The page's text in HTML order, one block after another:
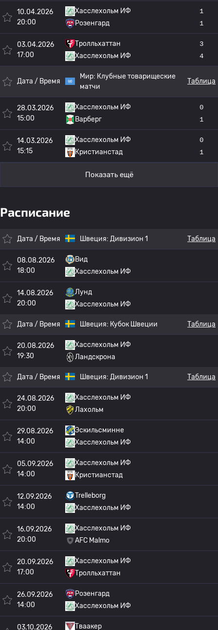
10.04.2026
20:00
Хасслехольм ИФ
Розенгард
1
1
03.04.2026
17:00
Тролльхаттан
Хасслехольм ИФ
3
4
Дата / Время
Мир: Клубные товарищеские
матчи
Таблица
28.03.2026
15:00
Хасслехольм ИФ
Варберг
0
1
14.03.2026
15:15
Хасслехольм ИФ
Кристианстад
0
1
Показать ещё
Расписание
Дата / Время Швеция: Дивизион 1 Таблица
08.08.2026
18:00
Вид
Хасслехольм ИФ
14.08.2026
20:00
Лунд
Хасслехольм ИФ
Дата / Время Швеция: Кубок Швеции Таблица
20.08.2026
19:30
Хасслехольм ИФ
Ландскрона
Дата / Время Швеция: Дивизион 1 Таблица
24.08.2026
20:00
Хасслехольм ИФ
Лахольм
29.08.2026
14:00
Эскильсминне
Хасслехольм ИФ
05.09.2026
14:00
Хасслехольм ИФ
Кристианстад
12.09.2026
14:00
Trelleborg
Хасслехольм ИФ
16.09.2026
20:00
Хасслехольм ИФ
AFC Malmo
20.09.2026
17:00
Хасслехольм ИФ
Тролльхаттан
26.09.2026
14:00
Розенгард
Хасслехольм ИФ
03.10.2026 Тваакер